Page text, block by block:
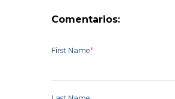
Comentarios:
First Name*